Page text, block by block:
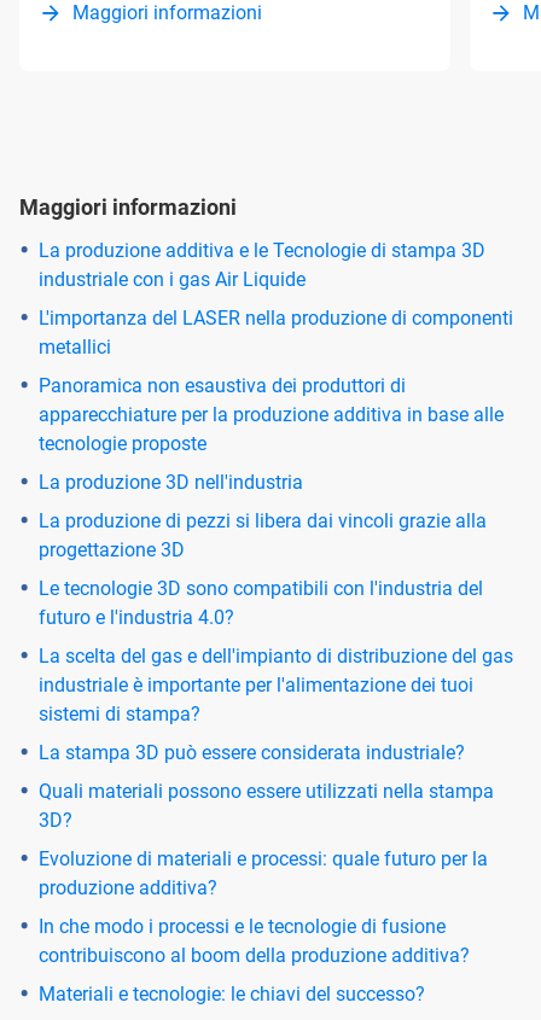
Maggiori informazioni
Maggiori informazioni
La produzione additiva e le Tecnologie di stampa 3D
industriale con i gas Air Liquide
L'importanza del LASER nella produzione di componenti
metallici
Panoramica non esaustiva dei produttori di
apparecchiature per la produzione additiva in base alle
tecnologie proposte
La produzione 3D nell'industria
La produzione di pezzi si libera dai vincoli grazie alla
progettazione 3D
Le tecnologie 3D sono compatibili con l'industria del
futuro e l'industria 4.0?
La scelta del gas e dell'impianto di distribuzione del gas
industriale è importante per l'alimentazione dei tuoi
sistemi di stampa?
La stampa 3D può essere considerata industriale?
Quali materiali possono essere utilizzati nella stampa
3D?
Evoluzione di materiali e processi: quale futuro per la
produzione additiva?
In che modo i processi e le tecnologie di fusione
contribuiscono al boom della produzione additiva?
Materiali e tecnologie: le chiavi del successo?